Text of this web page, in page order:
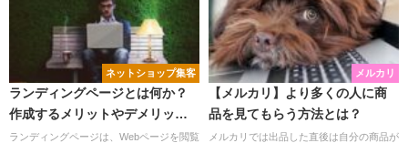
ネットショップ集客
ランディングページとは何か？
作成するメリットやデメリット
を知っておこう！
ランディングページは、Webページを閲覧
メルカリ
【メルカリ】より多くの人に商
品を見てもらう方法とは？
メルカリでは出品した直後は自分の商品が